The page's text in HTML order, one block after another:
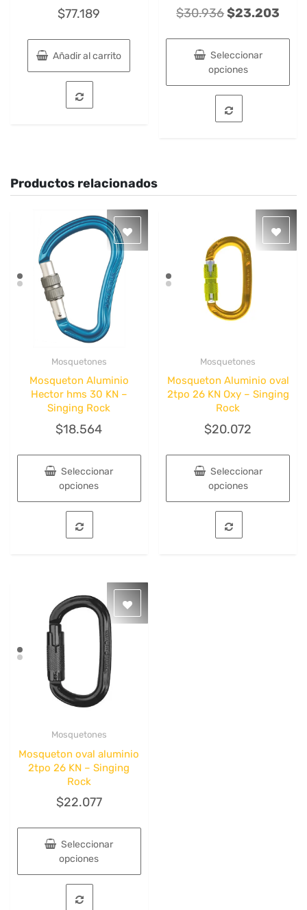
$77.189
Añadir al carrito
$30.936El
original
era:
$30.936.
$23.203
Seleccionar
opciones
Este
producto
tiene
se
en
la
página
de
producto
Productos relacionados
Mosquetones
Mosqueton Aluminio
Hector hms 30 KN –
Singing Rock
$18.564
Seleccionar
opciones
Este
producto
tiene
opciones
se
la
página
de
producto
Mosquetones
Mosqueton Aluminio oval
2tpo 26 KN Oxy – Singing
Rock
$20.072
Seleccionar
opciones
Este
producto
tiene
Mosquetones
Mosqueton oval aluminio
2tpo 26 KN – Singing
Rock
$22.077
Seleccionar
opciones
Este
producto